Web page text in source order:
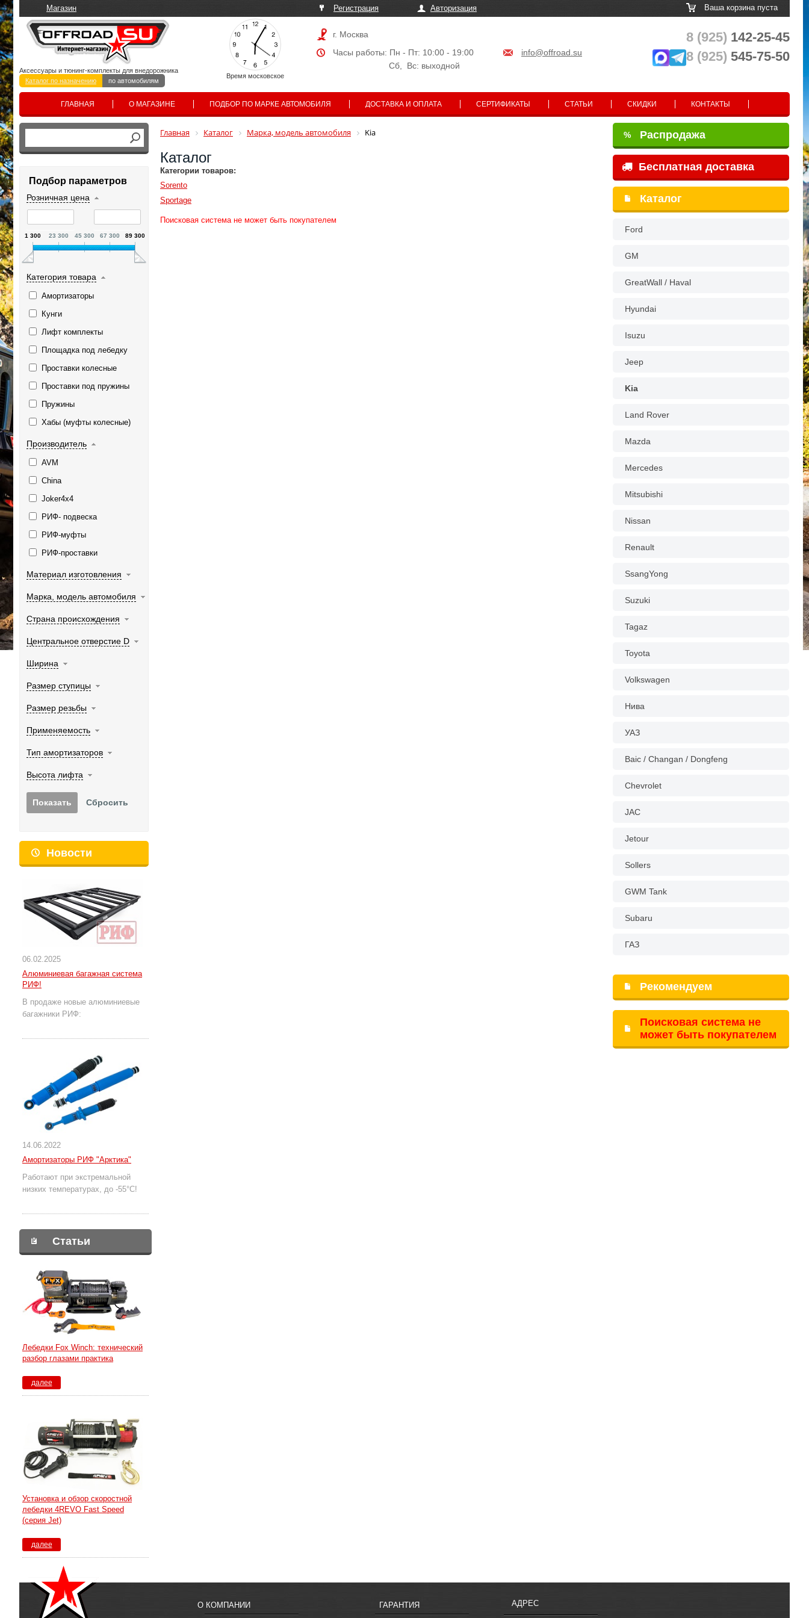
Магазин Регистрация Авторизация Ваша корзина пуста
Время московское
Аксессуары и тюнинг-комплекты для внедорожника
Каталог по назначению
по автомобилям
г. Москва
Часы работы: Пн - Пт: 10:00 - 19:00
info@offroad.su
Сб, Вс: выходной
8 (925) 142-25-45
8 (925) 545-75-50
ГЛАВНАЯ О МАГАЗИНЕ ПОДБОР ПО МАРКЕ АВТОМОБИЛЯ ДОСТАВКА И ОПЛАТА СЕРТИФИКАТЫ СТАТЬИ СКИДКИ КОНТАКТЫ
Подбор параметров
Розничная цена
1 300 23 300 45 300 67 300 89 300
Категория товара
Амортизаторы
Кунги
Лифт комплекты
Площадка под лебедку
Проставки колесные
Проставки под пружины
Пружины
Хабы (муфты колесные)
Производитель
AVM
China
Joker4x4
РИФ- подвеска
РИФ-муфты
РИФ-проставки
Материал изготовления
Марка, модель автомобиля
Страна происхождения
Центральное отверстие D
Ширина
Размер ступицы
Размер резьбы
Применяемость
Тип амортизаторов
Высота лифта
Новости
06.02.2025
Алюминиевая багажная система
РИФ!
В продаже новые алюминиевые
багажники РИФ:
14.06.2022
Амортизаторы РИФ "Арктика"
Работают при экстремальной
низких температурах, до -55°С!
Статьи
Лебедки Fox Winch: технический
разбор глазами практика
далее
Установка и обзор скоростной
лебедки 4REVO Fast Speed
(серия Jet)
далее
Главная Каталог Марка, модель автомобиля Kia
Каталог
Категории товаров:
Sorento
Sportage
Поисковая система не может быть покупателем
% Распродажа
Бесплатная доставка
Каталог
Ford
GM
GreatWall / Haval
Hyundai
Isuzu
Jeep
Kia
Land Rover
Mazda
Mercedes
Mitsubishi
Nissan
Renault
SsangYong
Suzuki
Tagaz
Toyota
Volkswagen
Нива
УАЗ
Baic / Changan / Dongfeng
Chevrolet
JAC
Jetour
Sollers
GWM Tank
Subaru
ГАЗ
Рекомендуем
Поисковая система не
может быть покупателем
О КОМПАНИИ ГАРАНТИЯ АДРЕС